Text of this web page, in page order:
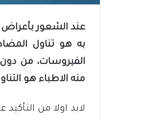
عند الشعور بأعراض
به هو تناول
الفيروسات، من
منه الاطباء هو
لابد اولا من